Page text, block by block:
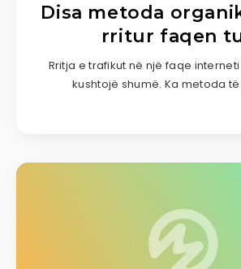
Disa metoda
rritur faqen
Rritja e trafikut në një faqe
kushtojë shumë. Ka metoda